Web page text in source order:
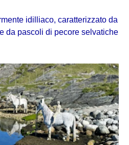
idilliaco, caratterizzato da
da pascoli di pecore selvatiche